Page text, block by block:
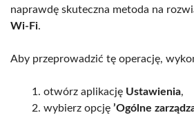
naprawdę skuteczna metoda na
Wi-Fi.
Aby przeprowadzić tę operację,
otwórz aplikację Ustawienia,
wybierz opcję ’Ogólne